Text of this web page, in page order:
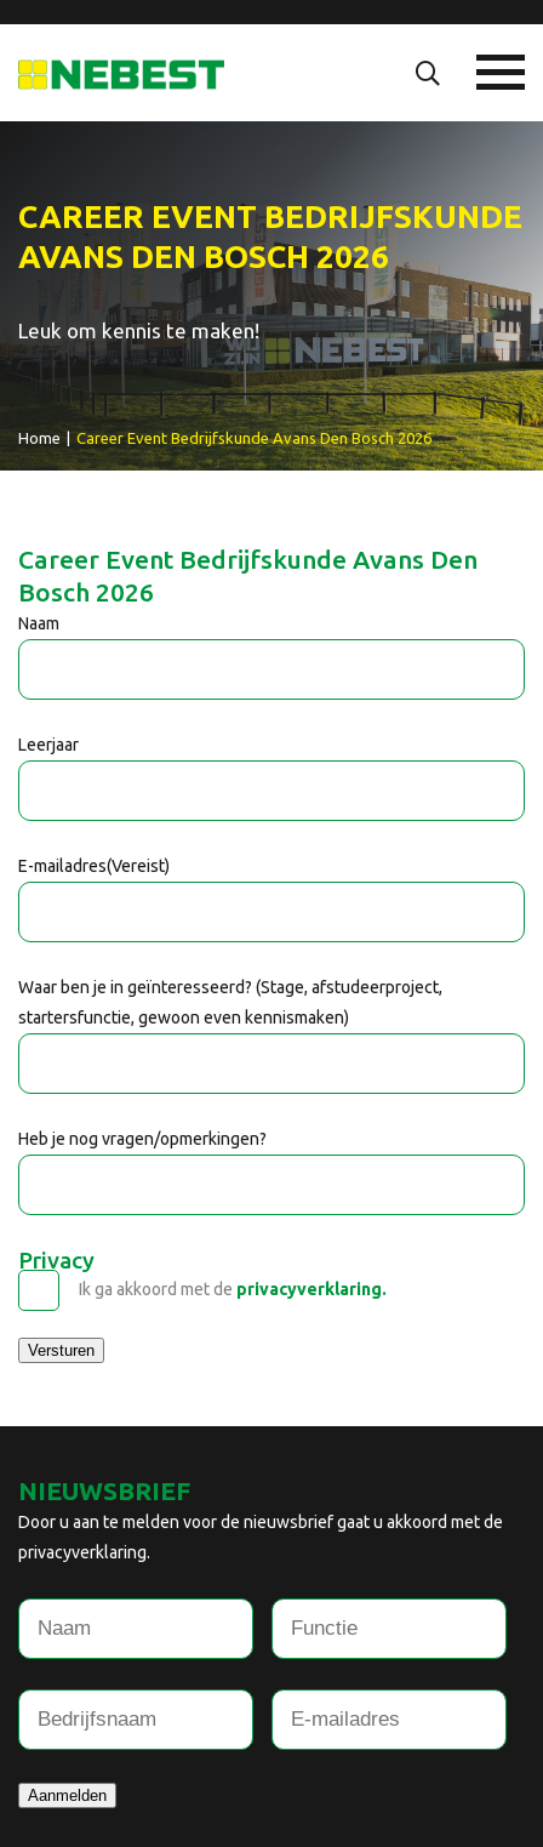
CAREER EVENT BEDRIJFSKUNDE
AVANS DEN BOSCH 2026
Leuk om kennis te maken!
Home Career Event Bedrijfskunde Avans Den Bosch 2026
Career Event Bedrijfskunde Avans Den
Bosch 2026
Naam
Leerjaar
E-mailadres(Vereist)
Waar ben je in geïnteresseerd? (Stage, afstudeerproject,
startersfunctie, gewoon even kennismaken)
Heb je nog vragen/opmerkingen?
Privacy
Ik ga akkoord met de privacyverklaring.
Versturen
NIEUWSBRIEF
Door u aan te melden voor de nieuwsbrief gaat u akkoord met de
privacyverklaring.
Aanmelden